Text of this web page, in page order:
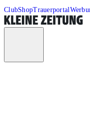
ClubShopTrauerportal